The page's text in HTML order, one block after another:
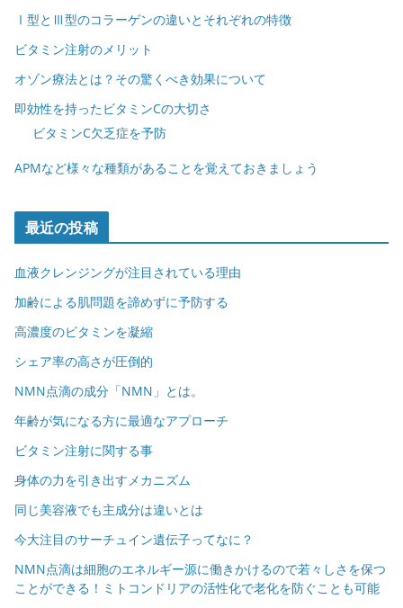
Ⅰ型とⅢ型のコラーゲンの違いとそれぞれの特徴
ビタミン注射のメリット
オゾン療法とは？その驚くべき効果について
即効性を持ったビタミンCの大切さ
ビタミンC欠乏症を予防
APMなど様々な種類があることを覚えておきましょう
最近の投稿
血液クレンジングが注目されている理由
加齢による肌問題を諦めずに予防する
高濃度のビタミンを凝縮
シェア率の高さが圧倒的
NMN点滴の成分「NMN」とは。
年齢が気になる方に最適なアプローチ
ビタミン注射に関する事
身体の力を引き出すメカニズム
同じ美容液でも主成分は違いとは
今大注目のサーチュイン遺伝子ってなに？
NMN点滴は細胞のエネルギー源に働きかけるので若々しさを保つ
ことができる！ミトコンドリアの活性化で老化を防ぐことも可能